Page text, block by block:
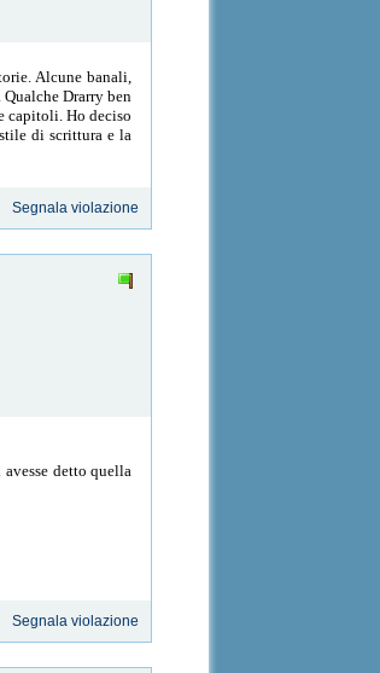
Alcune banali,
Drarry ben
capitoli. Ho deciso
di scrittura e la
Segnala violazione
detto quella
Segnala violazione